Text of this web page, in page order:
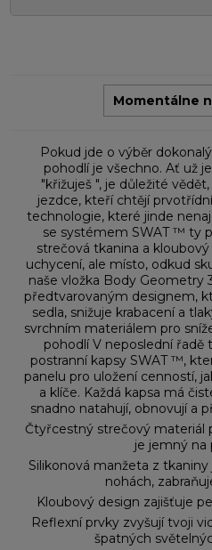
Momentálne
Pokud jde o výběr
pohodlí je všechno. Ať už
"křižuješ ", je důležité
jezdce, kteří chtějí
technologie, které jinde
se systémem SWAT ™ ty
strečová tkanina a
uchycení, ale místo, odkud
naše vložka Body Geometry
předtvarovaným designem,
sedla, snižuje krabacení a
svrchním materiálem pro
pohodlí V neposlední řadě
postranní kapsy SWAT ™,
panelu pro uložení cenností,
a klíče. Každá kapsa má
snadno natahují, obnovují a
Čtyřcestný strečový materiál
je jemný na
Silikonová manžeta z
nohách,
Kloubový design zajišťuje
Reflexní prvky zvyšují tvoji
špatných